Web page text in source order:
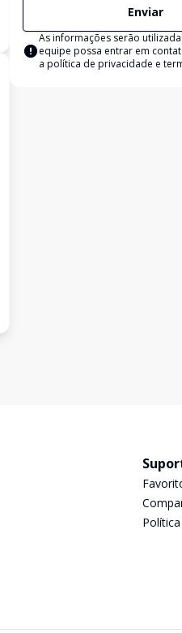
Enviar
As informações serão
equipe possa entrar em
a política de privacidade e